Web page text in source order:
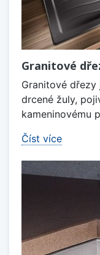
Granitové
Granitové dřezy
drcené žuly,
kameninovému
Číst více